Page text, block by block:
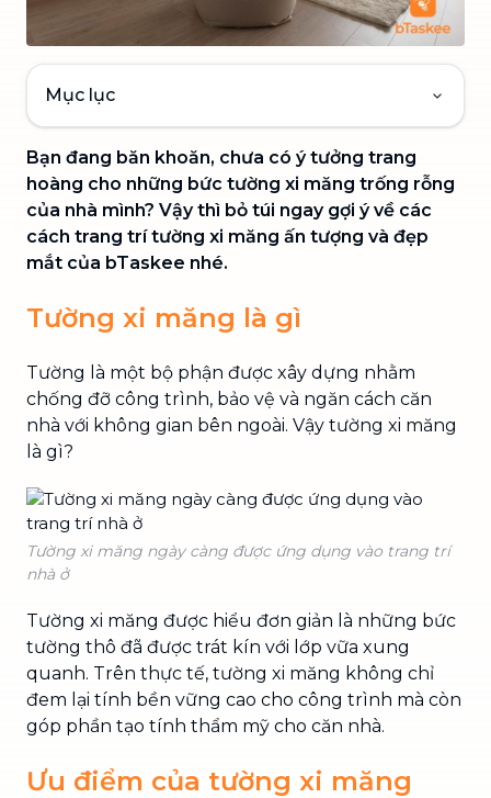
Mục lục
Bạn đang băn khoăn, chưa có ý tưởng trang
hoàng cho những bức tường xi măng trống rỗng
của nhà mình? Vậy thì bỏ túi ngay gợi ý về các
cách trang trí tường xi măng ấn tượng và đẹp
mắt của bTaskee nhé.
Tường xi măng là gì
Tường là một bộ phận được xây dựng nhằm
chống đỡ công trình, bảo vệ và ngăn cách căn
nhà với không gian bên ngoài. Vậy tường xi măng
là gì?
Tường xi măng ngày càng được ứng dụng vào trang trí
nhà ở
Tường xi măng được hiểu đơn giản là những bức
tường thô đã được trát kín với lớp vữa xung
quanh. Trên thực tế, tường xi măng không chỉ
đem lại tính bền vững cao cho công trình mà còn
góp phần tạo tính thẩm mỹ cho căn nhà.
Ưu điểm của tường xi măng